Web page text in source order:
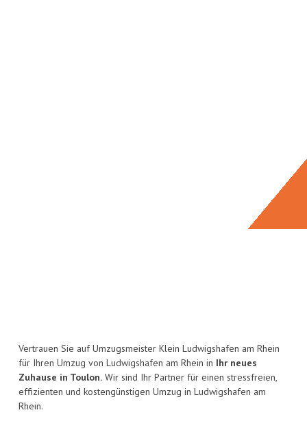
Vertrauen Sie auf Umzugsmeister Klein Ludwigshafen am Rhein
für Ihren Umzug von Ludwigshafen am Rhein in Ihr neues
Zuhause in Toulon. Wir sind Ihr Partner für einen stressfreien,
effizienten und kostengünstigen Umzug in Ludwigshafen am
Rhein.